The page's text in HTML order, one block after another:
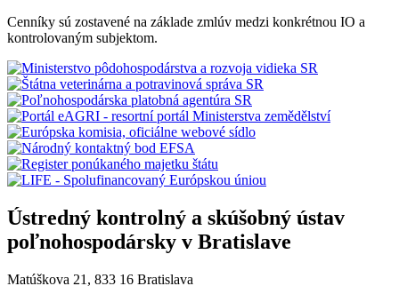
Cenníky sú zostavené na základe zmlúv medzi konkrétnou IO a
kontrolovaným subjektom.
Ústredný kontrolný a skúšobný ústav
poľnohospodársky v Bratislave
Matúškova 21, 833 16 Bratislava